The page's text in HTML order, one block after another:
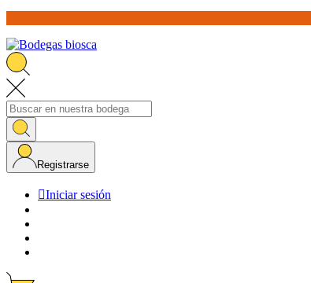
Registrarse
Iniciar sesión